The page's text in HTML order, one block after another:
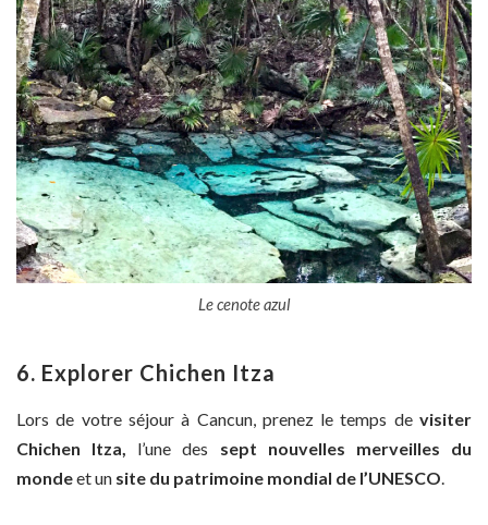
Le cenote azul
6. Explorer Chichen Itza
Lors de votre séjour à Cancun, prenez le temps de visiter
Chichen Itza, l’une des sept nouvelles merveilles du
mondeet un site du patrimoine mondial de l’UNESCO.